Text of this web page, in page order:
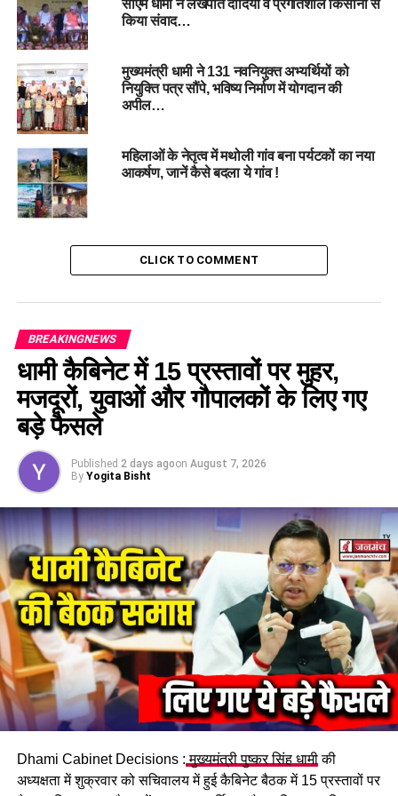
RELATED TOPICS:
ANGANWADI WORKERS
APPOINTMENT LETTERS
REKHA ARYA
UP NEXT
मुख्यमंत्री के बेटी सशक्तिकरण के संकल्प से प्रेरित डीएम सविन
बंसल का ‘नंदा-सुनंदा’ परियोजना से बेटियों को मिली नई उड़ान…
रानीखेत में ओपन टेनिस कुमाऊं कप प्रतियोगिता का आयोजन , 11
अप्रैल से होगा शुभारम्भ |
सीएम धामी ने लखपति दीदियों व प्रगतिशील किसानों से
किया संवाद…
मुख्यमंत्री धामी ने 131 नवनियुक्त अभ्यर्थियों को
नियुक्ति पत्र सौंपे, भविष्य निर्माण में योगदान की
अपील…
महिलाओं के नेतृत्व में मथोली गांव बना पर्यटकों का नया
आकर्षण, जानें कैसे बदला ये गांव !
CLICK TO COMMENT
BREAKINGNEWS
धामी कैबिनेट में 15 प्रस्तावों पर मुहर,
मजदूरों, युवाओं और गौपालकों के लिए गए
बड़े फैसले
Published 2 days agoon August 7, 2026
By Yogita Bisht
Dhami Cabinet Decisions : मुख्यमंत्री पुष्कर सिंह धामीकी
अध्यक्षता में शुक्रवार को सचिवालय में हुई कैबिनेट बैठक में 15 प्रस्तावों पर